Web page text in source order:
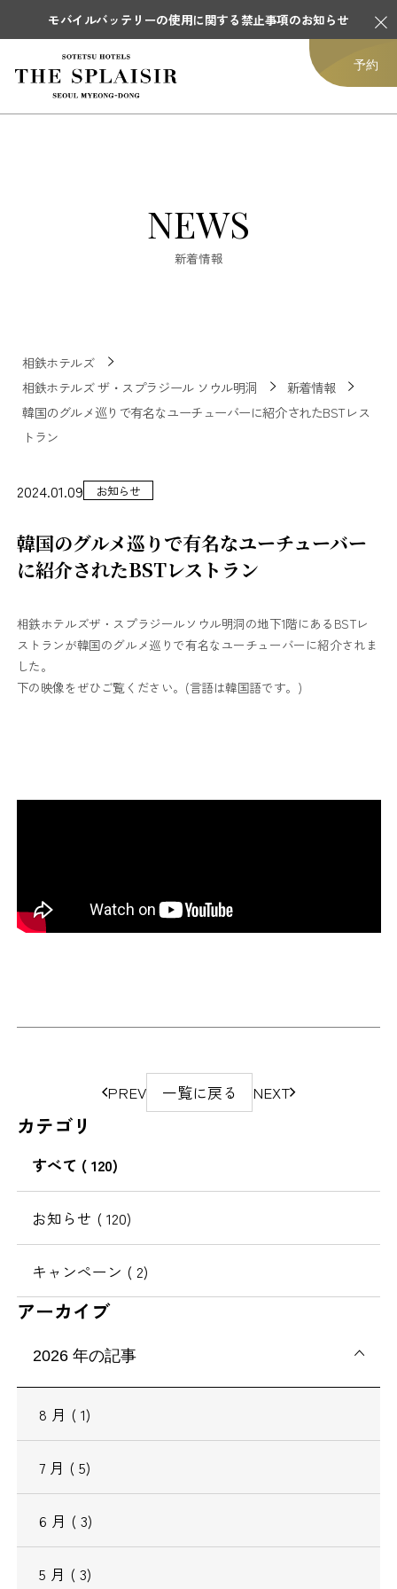
モバイルバッテリーの使用に関する禁止事項のお知らせ
予約
NEWS
新着情報
相鉄ホテルズ
相鉄ホテルズ ザ・スプラジール ソウル明洞
新着情報
韓国のグルメ巡りで有名なユーチューバーに紹介されたBSTレス
トラン
2024.01.09 お知らせ
韓国のグルメ巡りで有名なユーチューバー
に紹介されたBSTレストラン
相鉄ホテルズザ・スプラジールソウル明洞の地下1階にあるBSTレ
ストランが韓国のグルメ巡りで有名なユーチューバーに紹介されま
した。
下の映像をぜひご覧ください。(言語は韓国語です。)
ジ
動
PREV 一覧に戻る NEXT
カテゴリ
すべて ( 120)
お知らせ ( 120)
キャンペーン ( 2)
アーカイブ
2026 年の記事
8 月 ( 1)
7 月 ( 5)
6 月 ( 3)
5 月 ( 3)